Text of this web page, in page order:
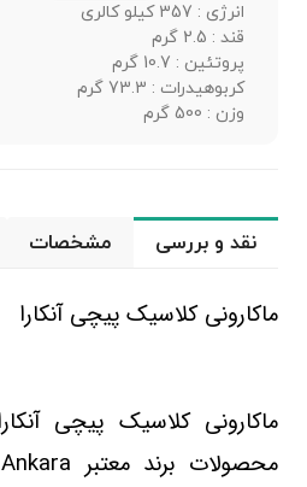
انرژی : 357 کیلو کالری
قند : 2.5 گرم
پروتئین : 10.7 گرم
کربوهیدرات : 73.3 گرم
وزن : 500 گرم
نقد و بررسی مشخصات
ماکارونی کلاسیک پیچی آنکارا
ماکارونی کلاسیک پیچی
محصولات برند معتبر Ankara